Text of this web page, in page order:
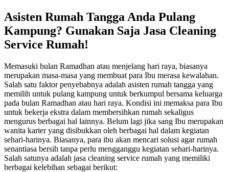
Asisten Rumah Tangga Anda Pulang
Kampung? Gunakan Saja Jasa Cleaning
Service Rumah!
Memasuki bulan Ramadhan atau menjelang hari raya, biasanya
merupakan masa-masa yang membuat para Ibu merasa kewalahan.
Salah satu faktor penyebabnya adalah asisten rumah tangga yang
memilih untuk pulang kampung untuk berkumpul bersama keluarga
pada bulan Ramadhan atau hari raya. Kondisi ini memaksa para Ibu
untuk bekerja ekstra dalam membersihkan rumah sekaligus
mengurus berbagai hal lainnya. Belum lagi jika sang Ibu merupakan
wanita karier yang disibukkan oleh berbagai hal dalam kegiatan
sehari-harinya. Biasanya, para ibu akan mencari solusi agar rumah
senantiasa bersih tanpa perlu mengganggu kegiatan sehari-harinya.
Salah satunya adalah jasa cleaning service rumah yang memiliki
berbagai kelebihan sebagai berikut: